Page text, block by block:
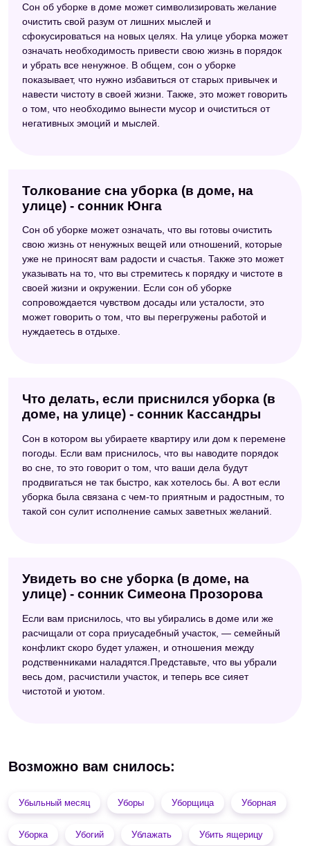
Сон об уборке в доме может символизировать желание
очистить свой разум от лишних мыслей и
сфокусироваться на новых целях. На улице уборка может
означать необходимость привести свою жизнь в порядок
и убрать все ненужное. В общем, сон о уборке
показывает, что нужно избавиться от старых привычек и
навести чистоту в своей жизни. Также, это может говорить
о том, что необходимо вынести мусор и очиститься от
негативных эмоций и мыслей.
Толкование сна уборка (в доме, на
улице) - сонник Юнга
Сон об уборке может означать, что вы готовы очистить
свою жизнь от ненужных вещей или отношений, которые
уже не приносят вам радости и счастья. Также это может
указывать на то, что вы стремитесь к порядку и чистоте в
своей жизни и окружении. Если сон об уборке
сопровождается чувством досады или усталости, это
может говорить о том, что вы перегружены работой и
нуждаетесь в отдыхе.
Что делать, если приснился уборка (в
доме, на улице) - сонник Кассандры
Сон в котором вы убираете квартиру или дом к перемене
погоды. Если вам приснилось, что вы наводите порядок
во сне, то это говорит о том, что ваши дела будут
продвигаться не так быстро, как хотелось бы. А вот если
уборка была связана с чем-то приятным и радостным, то
такой сон сулит исполнение самых заветных желаний.
Увидеть во сне уборка (в доме, на
улице) - сонник Симеона Прозорова
Если вам приснилось, что вы убирались в доме или же
расчищали от сора приусадебный участок, — семейный
конфликт скоро будет улажен, и отношения между
родственниками наладятся.Представьте, что вы убрали
весь дом, расчистили участок, и теперь все сияет
чистотой и уютом.
Возможно вам снилось:
Убыльный месяц Уборы Уборщица Уборная
Уборка Убогий Ублажать Убить ящерицу